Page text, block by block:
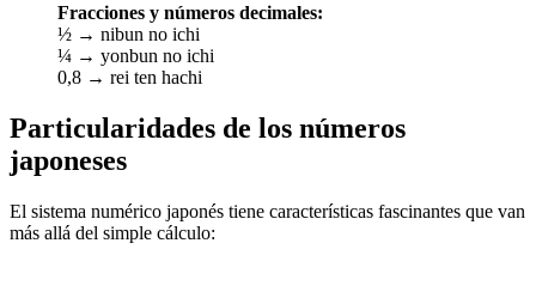
Fracciones y números decimales:
½ → nibun no ichi
¼ → yonbun no ichi
0,8 → rei ten hachi
Particularidades de los números
japoneses
El sistema numérico japonés tiene características fascinantes que van
más allá del simple cálculo: